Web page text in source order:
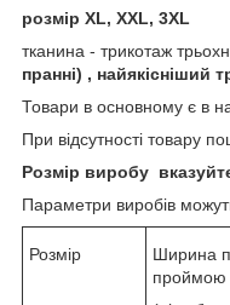
розмір XL, XXL, 3XL
тканина - трикотаж
пранні) , найякісніший
Товари в основному є в
При відсутності товару
Розмір виробу
Параметри виробів
Розмір
Ширина
проймою